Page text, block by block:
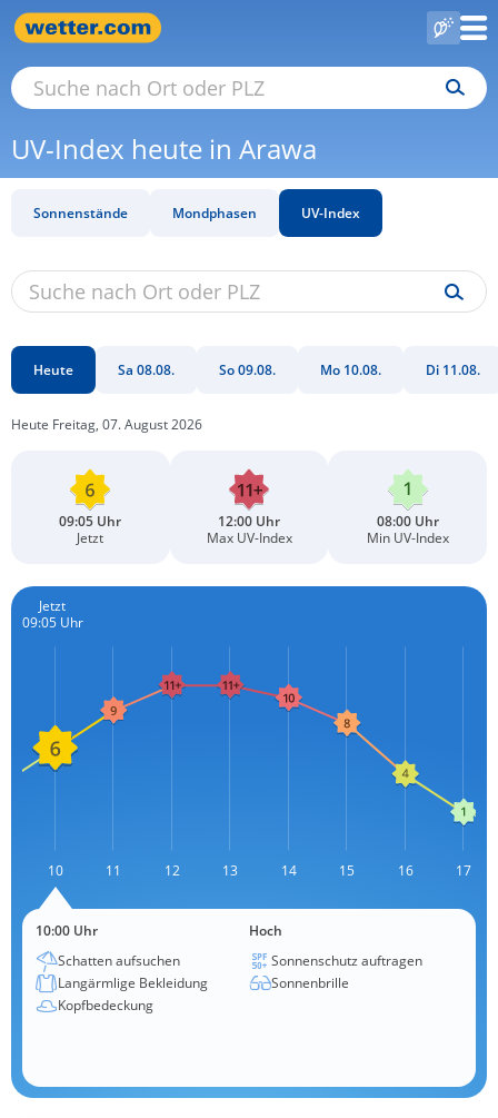
UV-Index heute in Arawa
Sonnenstände Mondphasen UV-Index
Heute Sa 08.08. So 09.08. Mo 10.08. Di 11.08.
Heute Freitag, 07. August 2026
09:05 Uhr
Jetzt
12:00 Uhr
Max UV-Index
08:00 Uhr
Min UV-Index
Jetzt
09:05 Uhr
10 11 12 13 14 15 16 17
10:00 Uhr
Schatten aufsuchen
Langärmlige Bekleidung
Kopfbedeckung
Hoch
Sonnenschutz auftragen
Sonnenbrille